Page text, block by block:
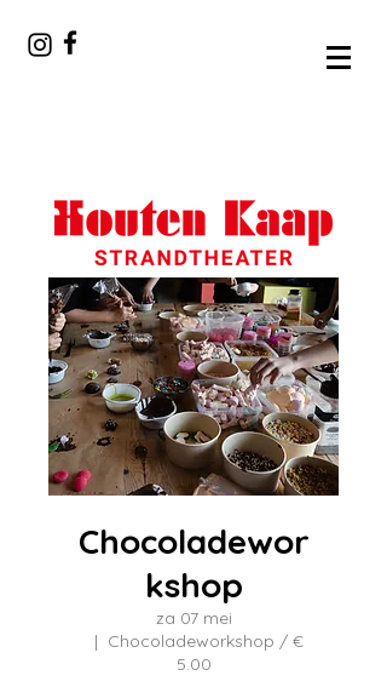
Chocoladewor
kshop
za 07 mei
  |
Chocoladeworkshop / €
5.00